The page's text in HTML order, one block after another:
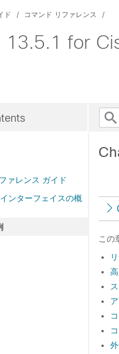
ド コマンド リファレンス
13.5.1 for
ァレンス ガイド
ンターフェイスの概
この